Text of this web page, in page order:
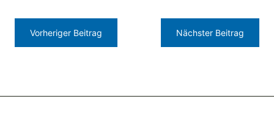
Vorheriger Beitrag Nächster Beitrag